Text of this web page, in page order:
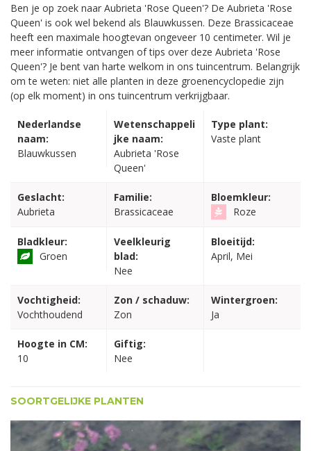
Ben je op zoek naar Aubrieta 'Rose Queen'? De Aubrieta 'Rose
Queen' is ook wel bekend als Blauwkussen. Deze Brassicaceae
heeft een maximale hoogtevan ongeveer 10 centimeter. Wil je
meer informatie ontvangen of tips over deze Aubrieta 'Rose
Queen'? Je bent van harte welkom in ons tuincentrum. Belangrijk
om te weten: niet alle planten in deze groenencyclopedie zijn
(op elk moment) in ons tuincentrum verkrijgbaar.
Nederlandse
naam:
Blauwkussen
Wetenschappeli
jke naam:
Aubrieta 'Rose
Queen'
Type plant:
Vaste plant
Geslacht:
Aubrieta
Familie:
Brassicaceae
Bloemkleur:
Roze
Bladkleur:
Groen
Veelkleurig
blad:
Nee
Bloeitijd:
April, Mei
Vochtigheid:
Vochthoudend
Zon / schaduw:
Zon
Wintergroen:
Ja
Hoogte in CM:
10
Giftig:
Nee
SOORTGELIJKE PLANTEN